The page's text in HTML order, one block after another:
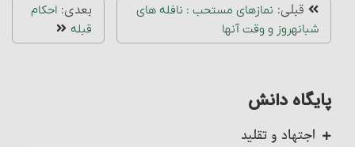
قبلی: نمازهای مستحب : نافله‏ های
شبانه‎روز و وقت آنها
بعدی:احکام
قبله‏
پایگاه دانش
اجتهاد و تقلید